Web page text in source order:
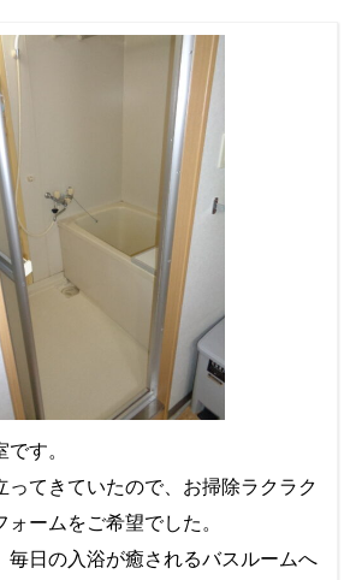
す。
ってきていたので、お掃除ラクラク
ームをご希望でした。
毎日の入浴が癒されるバスルームへ